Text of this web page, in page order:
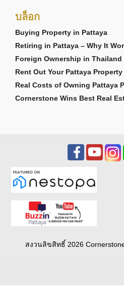
บล็อก
Buying Property in Pattaya
Retiring in Pattaya – Why It
Foreign Ownership in Thailand
Rent Out Your Pattaya Property
Real Costs of Owning Pattaya
Cornerstone Wins Best Real
สงวนลิขสิทธิ์ 2026